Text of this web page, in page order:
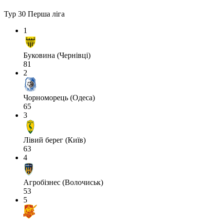
Тур 30 Перша ліга
1
Буковина (Чернівці)
81
2
Чорноморець (Одеса)
65
3
Лівий берег (Київ)
63
4
Агробізнес (Волочиськ)
53
5